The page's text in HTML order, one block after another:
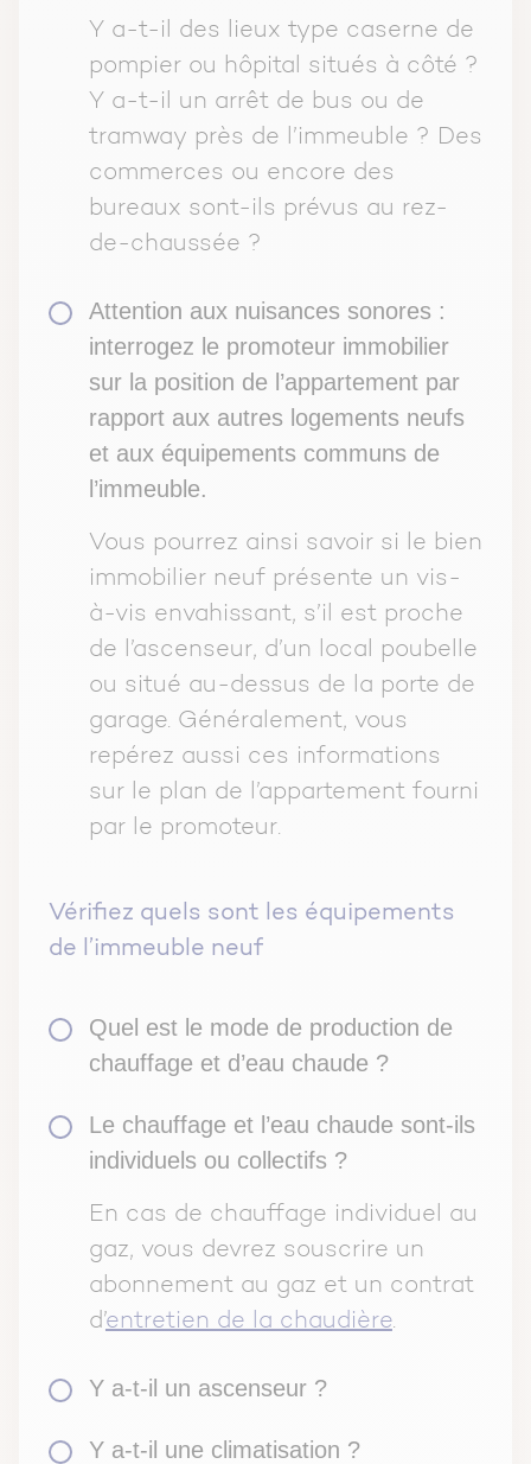
Y a-t-il des lieux type caserne de
pompier ou hôpital situés à côté ?
Y a-t-il un arrêt de bus ou de
tramway près de l’immeuble ? Des
commerces ou encore des
bureaux sont-ils prévus au rez-
de-chaussée ?
Attention aux nuisances sonores :
interrogez le promoteur immobilier
sur la position de l’appartement par
rapport aux autres logements neufs
et aux équipements communs de
l’immeuble.
Vous pourrez ainsi savoir si le bien
immobilier neuf présente un vis-
à-vis envahissant, s’il est proche
de l’ascenseur, d’un local poubelle
ou situé au-dessus de la porte de
garage. Généralement, vous
repérez aussi ces informations
sur le plan de l’appartement fourni
par le promoteur.
Vérifiez quels sont les équipements
de l’immeuble neuf
Quel est le mode de production de
chauffage et d’eau chaude ?
Le chauffage et l’eau chaude sont-ils
individuels ou collectifs ?
En cas de chauffage individuel au
gaz, vous devrez souscrire un
abonnement au gaz et un contrat
d’entretien de la chaudière.
Y a-t-il un ascenseur ?
Y a-t-il une climatisation ?